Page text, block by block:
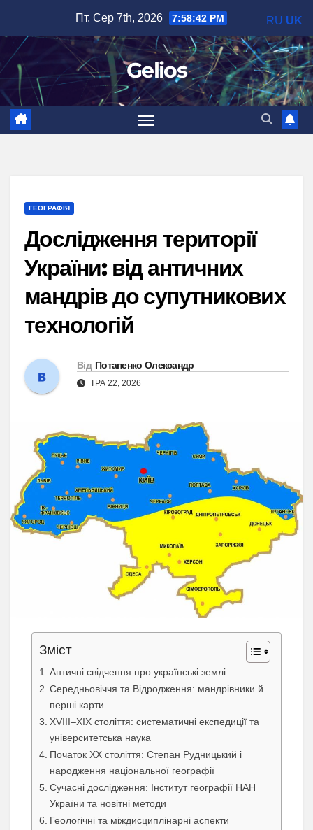
вмісту
Пт. Сер 7th, 2026 7:58:43 PM
Gelios
ГЕОГРАФІЯ
Дослідження території
України: від античних
мандрів до супутникових
технологій
Від Потапенко Олександр
ТРА 22, 2026
Зміст
Античні свідчення про українські землі
Середньовіччя та Відродження: мандрівники й
перші карти
XVIII–XIX століття: систематичні експедиції та
університетська наука
Початок XX століття: Степан Рудницький і
народження національної географії
Сучасні дослідження: Інститут географії НАН
України та новітні методи
Геологічні та міждисциплінарні аспекти
RU UK